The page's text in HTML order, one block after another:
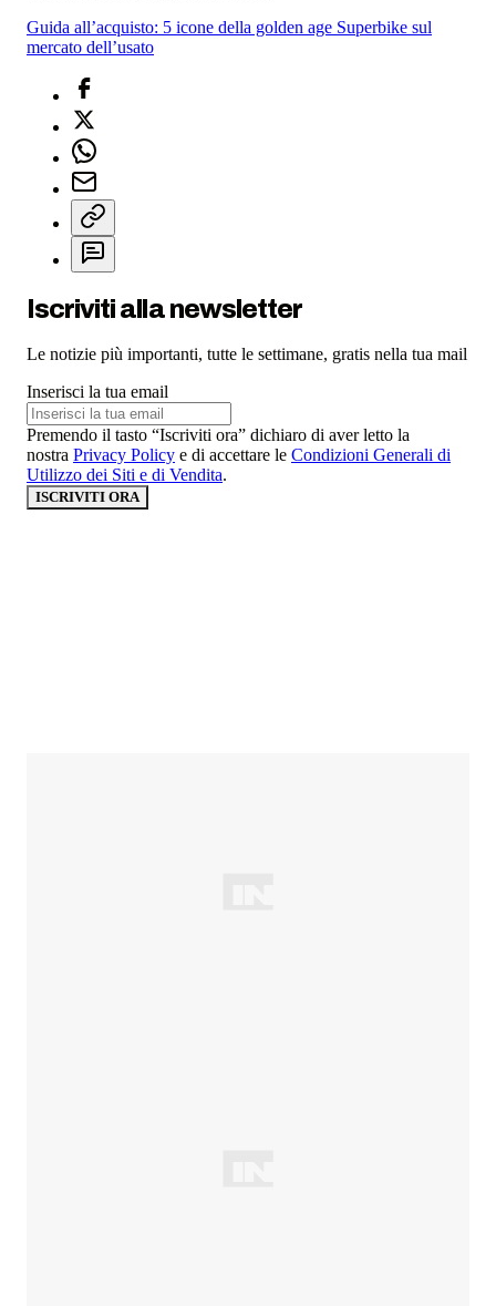
Guida all’acquisto: 5 icone della golden age Superbike sul
mercato dell’usato
Iscriviti alla newsletter
Le notizie più importanti, tutte le settimane, gratis nella tua mail
Inserisci la tua email
Premendo il tasto “Iscriviti ora” dichiaro di aver letto la
nostra Privacy Policy e di accettare le Condizioni Generali di
Utilizzo dei Siti e di Vendita.
ISCRIVITI ORA